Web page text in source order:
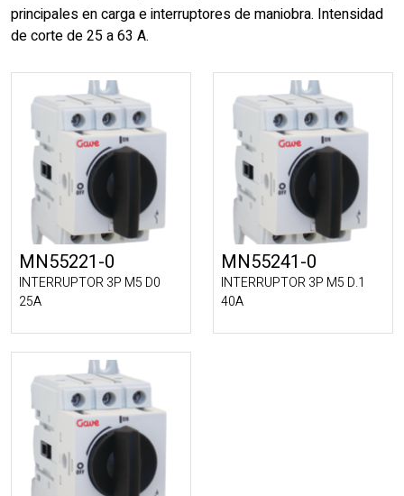
principales en carga e interruptores de maniobra. Intensidad
de corte de 25 a 63 A.
MN55221-0
INTERRUPTOR 3P M5 D0
25A
MN55241-0
INTERRUPTOR 3P M5 D.1
40A